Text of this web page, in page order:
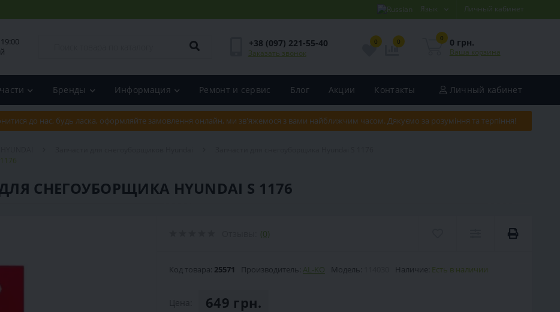
Язык Личный кабинет
+38 (097) 221-55-40
Заказать звонок
0 0 0 0 грн.
Ваша корзина
Бренды Информация Ремонт и сервис Блог Акции Контакты Личный кабинет
до нас, будь ласка, оформляйте замовлення онлайн, ми зв'яжемося з вами найближчим часом. Дякуємо за розуміння та терпіння!
СНЕГОУБОРЩИКА HYUNDAI S 1176
(0)
Код товара: 25571 Производитель: AL-KO Модель: Наличие: Есть в наличии
649 грн.